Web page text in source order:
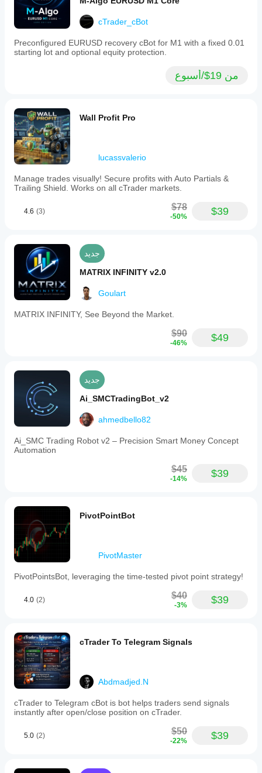
cTrader_cBot
Preconfigured EURUSD recovery cBot for M1 with a fixed 0.01
starting lot and optional equity protection.
من 19$/أسبوع
Wall Profit Pro
lucassvalerio
Manage trades visually! Secure profits with Auto Partials &
Trailing Shield. Works on all cTrader markets.
4.6 (3) $78
-50% $39
جديد
MATRIX INFINITY v2.0
Goulart
MATRIX INFINITY, See Beyond the Market.
$90
-46% $49
جديد
Ai_SMCTradingBot_v2
ahmedbello82
Ai_SMC Trading Robot v2 – Precision Smart Money Concept
Automation
$45
-14% $39
PivotPointBot
PivotMaster
PivotPointsBot, leveraging the time-tested pivot point strategy!
4.0 (2) $40
-3% $39
cTrader To Telegram Signals
Abdmadjed.N
cTrader to Telegram cBot is bot helps traders send signals
instantly after open/close position on cTrader.
5.0 (2) $50
-22% $39